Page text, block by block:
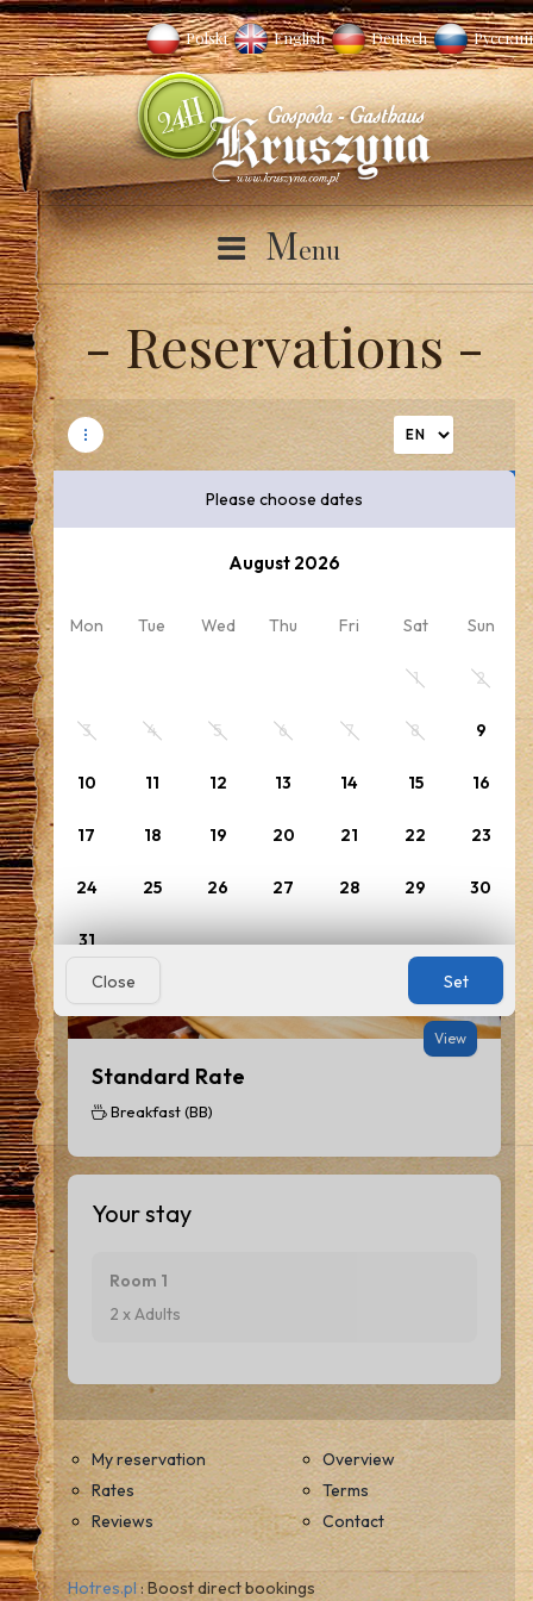
Polski English Deutsch Русский
Menu
Reservations